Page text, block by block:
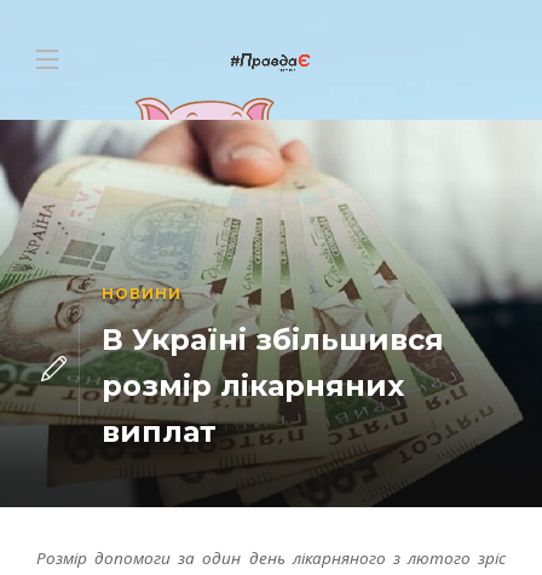
НОВИНИ
В Україні збільшився
розмір лікарняних
виплат
Розмір допомоги за один день лікарняного з лютого зріс